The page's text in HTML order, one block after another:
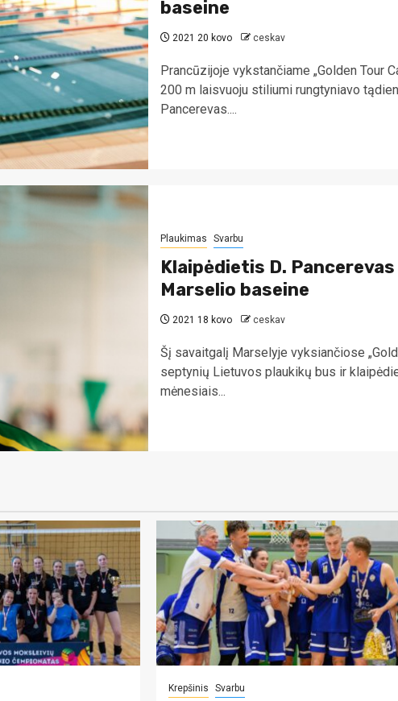
baseine
2021 20 kovo ceskav
Prancūzijoje vykstančiame „Golden Tour
200 m laisvuoju stiliumi rungtyniavo
Pancerevas....
Plaukimas Svarbu
Klaipėdietis D.
Marselio baseine
2021 18 kovo ceskav
Šį savaitgalį Marselyje vyksiančiose
septynių Lietuvos plaukikų bus ir
mėnesiais...
Krepšinis Svarbu